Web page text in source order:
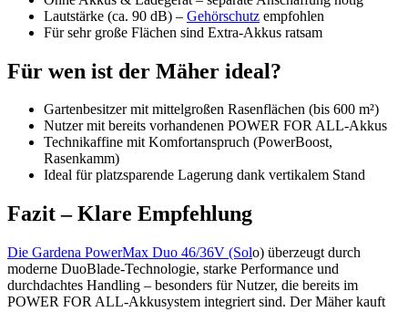
Lautstärke (ca. 90 dB) – Gehörschutz empfohlen
Für sehr große Flächen sind Extra-Akkus ratsam
Für wen ist der Mäher ideal?
Gartenbesitzer mit mittelgroßen Rasenflächen (bis 600 m²)
Nutzer mit bereits vorhandenen POWER FOR ALL-Akkus
Technikaffine mit Komfortanspruch (PowerBoost,
Rasenkamm)
Ideal für platzsparende Lagerung dank vertikalem Stand
Fazit – Klare Empfehlung
Die Gardena PowerMax Duo 46/36V (Solo) überzeugt durch
moderne DuoBlade-Technologie, starke Performance und
durchdachtes Handling – besonders für Nutzer, die bereits im
POWER FOR ALL-Akkusystem integriert sind. Der Mäher kauft